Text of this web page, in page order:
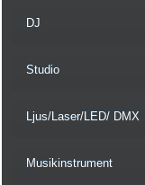
DJ
Studio
Ljus/Laser/LED/ DMX
Musikinstrument